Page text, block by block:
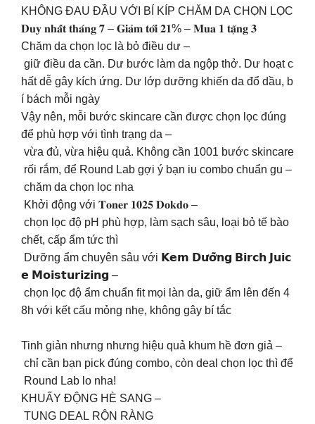
KHÔNG ĐAU ĐẦU VỚI BÍ KÍP CHĂM DA CHỌN LỌC​
𝐃𝐮𝐲 𝐧𝐡𝐚̂́𝐭 𝐭𝐡𝐚́𝐧𝐠 𝟕 – 𝐆𝐢𝐚̉𝐦 𝐭𝐨̛́𝐢 𝟐𝟏% – 𝐌𝐮𝐚 𝟏 𝐭𝐚̣̆𝐧𝐠 𝟑 ​
Chăm da chọn lọc là bỏ điều dư –
giữ điều da cần. Dư bước làm da ngộp thở. Dư hoạt c
hất dễ gây kích ứng. Dư lớp dưỡng khiến da đổ dầu, b
í bách mỗi ngày ​
Vậy nên, mỗi bước skincare cần được chọn lọc đúng
để phù hợp với tình trạng da –
vừa đủ, vừa hiệu quả. Không cần 1001 bước skincare
rối rắm, để Round Lab gợi ý bạn iu combo chuẩn gu –
chăm da chọn lọc nha ️​
Khởi động với 𝐓𝐨𝐧𝐞𝐫 𝟏𝟎𝟐𝟓 𝐃𝐨𝐤𝐝𝐨 –
chọn lọc độ pH phù hợp, làm sạch sâu, loại bỏ tế bào
chết, cấp ẩm tức thì​
Dưỡng ẩm chuyên sâu với 𝗞𝗲𝗺 𝗗𝘂̛𝗼̛̃𝗻𝗴 𝗕𝗶𝗿𝗰𝗵 𝗝𝘂𝗶𝗰
𝗲 𝗠𝗼𝗶𝘀𝘁𝘂𝗿𝗶𝘇𝗶𝗻𝗴 –
chọn lọc độ ẩm chuẩn fit mọi làn da, giữ ẩm lên đến 4
8h với kết cấu mỏng nhẹ, không gây bí tắc​
Tinh giản nhưng nhưng hiệu quả khum hề đơn giả –
chỉ cần bạn pick đúng combo, còn deal chọn lọc thì để
Round Lab lo nha! ​
KHUẤY ĐỘNG HÈ SANG –
TUNG DEAL RỘN RÀNG ​